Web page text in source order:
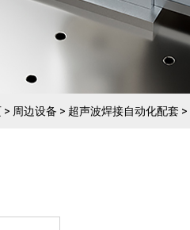
> 周边设备 > 超声波焊接自动化配套 >
定，
块化